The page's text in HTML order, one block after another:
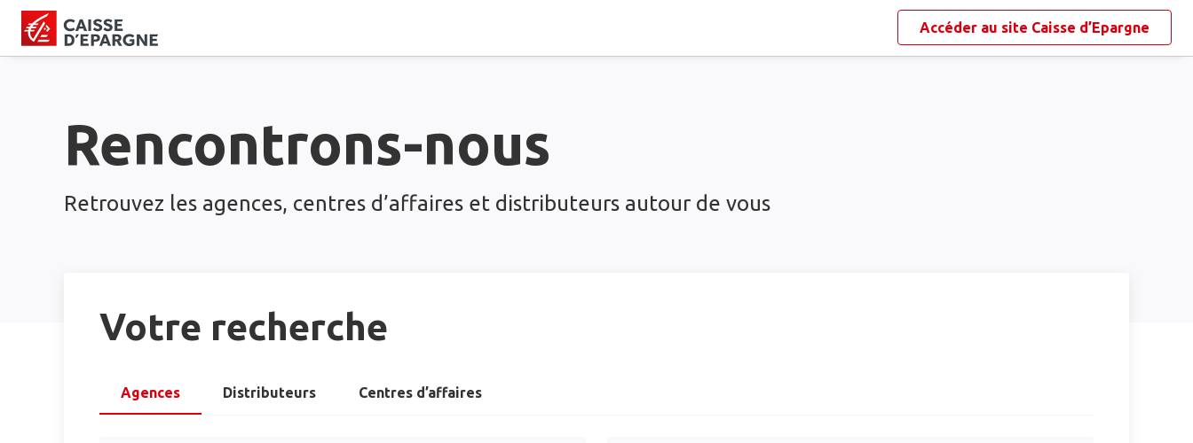
Accéder au site Caisse d’Epargne
Rencontrons-nous
Retrouvez les agences, centres d’affaires et distributeurs autour de vous
Votre recherche
Agences Distributeurs Centres d’affaires